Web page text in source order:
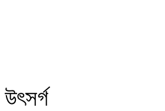
উৎসর্গ